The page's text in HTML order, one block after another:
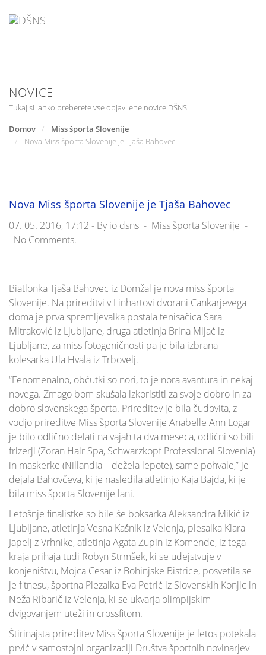
NOVICE
Tukaj si lahko preberete vse objavljene novice DŠNS
Domov
Miss športa Slovenije
Nova Miss športa Slovenije je Tjaša Bahovec
Nova Miss športa Slovenije je Tjaša Bahovec
07. 05. 2016, 17:12 - Byio dsns - Miss športa Slovenije -
No Comments.
Biatlonka Tjaša Bahovec iz Domžal je nova miss športa
Slovenije. Na prireditvi v Linhartovi dvorani Cankarjevega
doma je prva spremljevalka postala tenisačica Sara
Mitraković iz Ljubljane, druga atletinja Brina Mljač iz
Ljubljane, za miss fotogeničnosti pa je bila izbrana
kolesarka Ula Hvala iz Trbovelj.
“Fenomenalno, občutki so nori, to je nora avantura in nekaj
novega. Zmago bom skušala izkoristiti za svoje dobro in za
dobro slovenskega športa. Prireditev je bila čudovita, z
vodjo prireditve Miss športa Slovenije Anabelle Ann Logar
je bilo odlično delati na vajah ta dva meseca, odlični so bili
frizerji (Zoran Hair Spa, Schwarzkopf Professional Slovenia)
in maskerke (Nillandia – dežela lepote), same pohvale,” je
dejala Bahovčeva, ki je nasledila atletinjo Kaja Bajda, ki je
bila miss športa Slovenije lani.
Letošnje finalistke so bile še boksarka Aleksandra Mikić iz
Ljubljane, atletinja Vesna Kašnik iz Velenja, plesalka Klara
Japelj z Vrhnike, atletinja Agata Zupin iz Komende, iz tega
kraja prihaja tudi Robyn Strmšek, ki se udejstvuje v
konjeništvu, Mojca Cesar iz Bohinjske Bistrice, posvetila se
je fitnesu, športna Plezalka Eva Petrič iz Slovenskih Konjic in
Neža Ribarič iz Velenja, ki se ukvarja olimpijskim
dvigovanjem uteži in crossfitom.
Štirinajsta prireditev Miss športa Slovenije je letos potekala
prvič v samostojni organizaciji Društva športnih novinarjev